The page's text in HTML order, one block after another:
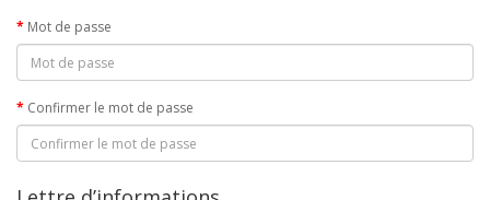
Mot de passe
Confirmer le mot de passe